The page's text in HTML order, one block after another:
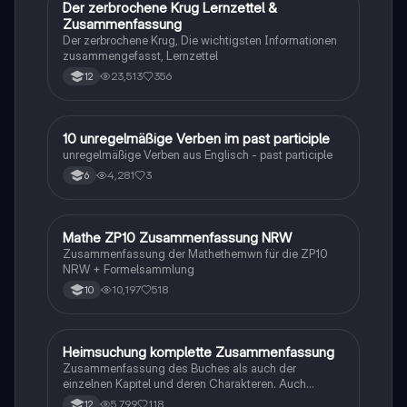
Deutsch
Der zerbrochene Krug Lernzettel &
Zusammenfassung
Der zerbrochene Krug, Die wichtigsten Informationen
zusammengefasst, Lernzettel
12 23,513 356
1 Englisch
10 unregelmäßige Verben im past participle
unregelmäßige Verben aus Englisch - past participle
6 4,281 3
Mathe
Mathe ZP10 Zusammenfassung NRW
Zusammenfassung der Mathethemwn für die ZP10
NRW + Formelsammlung
10 10,197 518
Deutsch
Heimsuchung komplette Zusammenfassung
Zusammenfassung des Buches als auch der
einzelnen Kapitel und deren Charakteren. Auch
tabellarisch. Im Unterricht ohne KI erstellt
5,799 118